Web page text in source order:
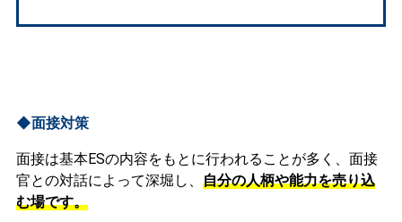
◆面接対策
面接は基本ESの内容をもとに行われることが多く、面接
官との対話によって深堀し、 自分の人柄や能力を売り込
む場です。